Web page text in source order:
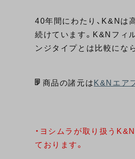
40年間にわたり、K&Nは
続けています。K&Nフィ
ンジタイプとは比較にな
商品の諸元は K&Nエア
・ヨシムラが取り扱う
ております。